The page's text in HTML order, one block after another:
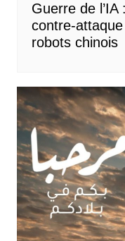
Guerre de l’IA
contre-
robots chinois